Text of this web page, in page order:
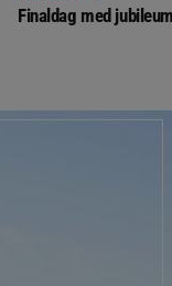
Finaldag med